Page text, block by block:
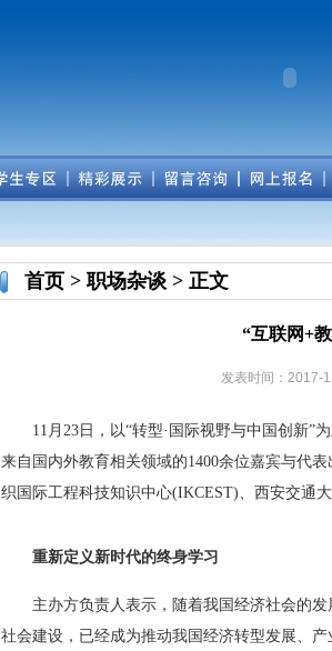
首页> 职场杂谈> 正文
“互联网+
发表时间：2017-
11月23日，以“转型·国际视野与中国创新”
来自国内外教育相关领域的1400余位嘉宾与代
织国际工程科技知识中心(IKCEST)、西安交通
重新定义新时代的终身学习
主办方负责人表示，随着我国经济社会的
社会建设，已经成为推动我国经济转型发展、